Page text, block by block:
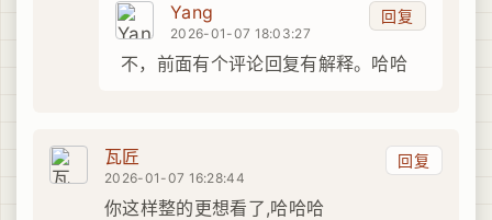
回复
Yang
2026-01-07 18:03:27
不，前面有个评论回复有解释。哈哈
回复
瓦匠
2026-01-07 16:28:44
你这样整的更想看了,哈哈哈